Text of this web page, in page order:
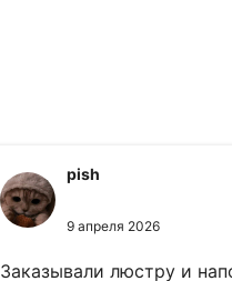
pish
9 апреля 2026
Заказывали люстру и